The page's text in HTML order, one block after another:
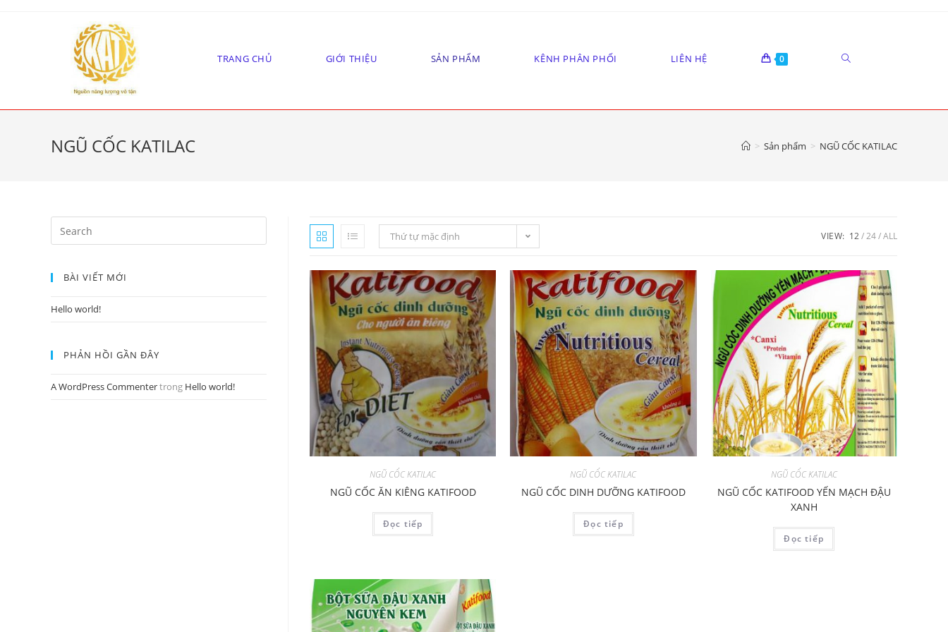
TRANG CHỦ GIỚI THIỆU SẢN PHẨM KÊNH PHÂN PHỐI LIÊN HỆ 0
NGŨ CỐC KATILAC > Sản phẩm > NGŨ CỐC KATILAC
Thứ tự mặc định VIEW: 12 24 ALL
NGŨ CỐC KATILAC
NGŨ CỐC ĂN KIÊNG KATIFOOD
Đọc tiếp
NGŨ CỐC KATILAC
NGŨ CỐC DINH DƯỠNG KATIFOOD
Đọc tiếp
NGŨ CỐC KATILAC
NGŨ CỐC KATIFOOD YẾN MẠCH ĐẬU
XANH
Đọc tiếp
BÀI VIẾT MỚI
Hello world!
PHẢN HỒI GẦN ĐÂY
A WordPress Commentertrong Hello world!